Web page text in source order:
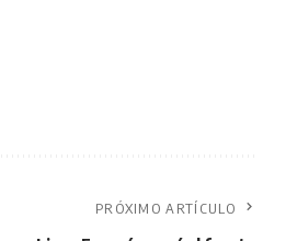
PRÓXIMO ARTÍCULO